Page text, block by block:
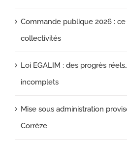
Commande publique 2026 :
collectivités
Loi EGALIM : des progrès
incomplets
Mise sous administration
Corrèze